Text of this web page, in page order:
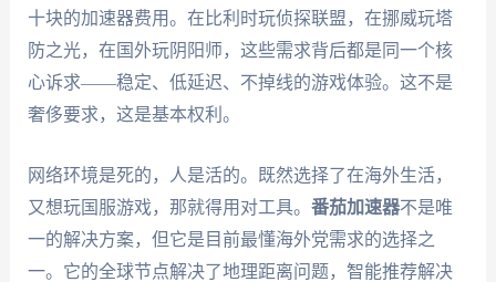
十块的加速器费用。在比利时玩侦探联盟，在挪威玩塔
防之光，在国外玩阴阳师，这些需求背后都是同一个核
心诉求——稳定、低延迟、不掉线的游戏体验。这不是
奢侈要求，这是基本权利。
网络环境是死的，人是活的。既然选择了在海外生活，
又想玩国服游戏，那就得用对工具。 番茄加速器不是唯
一的解决方案，但它是目前最懂海外党需求的选择之
一。它的全球节点解决了地理距离问题，智能推荐解决